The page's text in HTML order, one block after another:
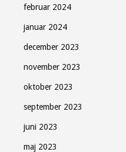
februar 2024
januar 2024
december 2023
november 2023
oktober 2023
september 2023
juni 2023
maj 2023